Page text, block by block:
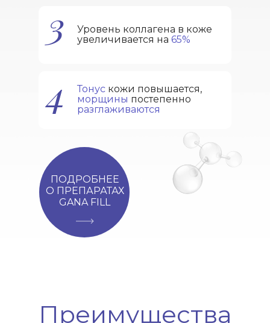
4
3
Уровень коллагена в коже
увеличивается на 65%
Тонус кожи повышается,
морщины постепенно
разглаживаются
ПОДРОБНЕЕ
О ПРЕПАРАТАХ
GANA FILL
Преимущества